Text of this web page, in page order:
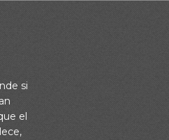
si la doctrina es de Dios, o
(Juan 7:17)
si
el